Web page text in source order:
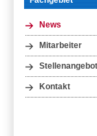
News
Mitarbeiter
Kontakt